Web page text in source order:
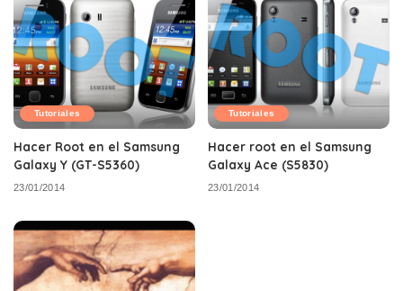
Tutoriales
Hacer Root en el Samsung
Galaxy Y (GT-S5360)
23/01/2014
Tutoriales
Hacer root en el Samsung
Galaxy Ace (S5830)
23/01/2014